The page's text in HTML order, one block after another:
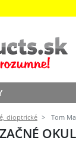
dioptrické Tom